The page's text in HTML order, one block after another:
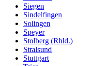
Siegen
Sindelfingen
Solingen
Speyer
Stolberg (Rhld.)
Stralsund
Stuttgart